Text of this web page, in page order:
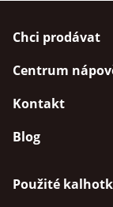
Chci prodávat
Centrum
Kontakt
Blog
Použité